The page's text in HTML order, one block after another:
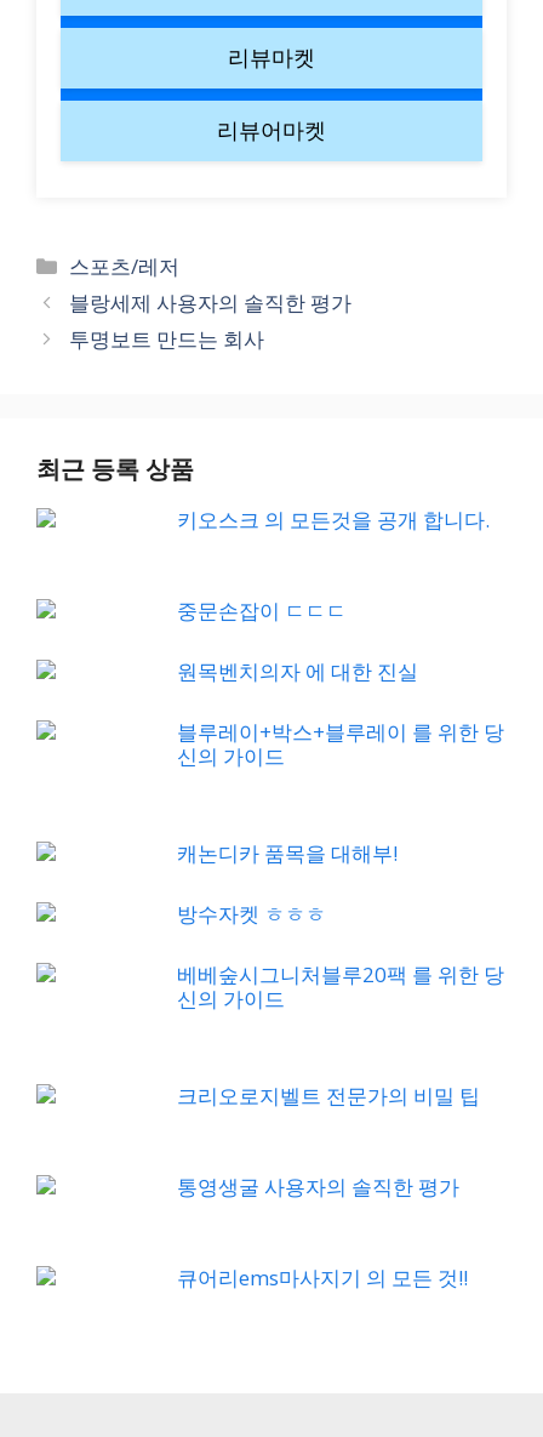
리뷰마켓
리뷰어마켓
Categories
스포츠/레저
블랑세제 사용자의 솔직한 평가
투명보트 만드는 회사
최근 등록 상품
키오스크 의 모든것을 공개 합니다.
중문손잡이 ㄷㄷㄷ
원목벤치의자 에 대한 진실
블루레이+박스+블루레이 를 위한 당
신의 가이드
캐논디카 품목을 대해부!
방수자켓 ㅎㅎㅎ
베베숲시그니처블루20팩 를 위한 당
신의 가이드
크리오로지벨트 전문가의 비밀 팁
통영생굴 사용자의 솔직한 평가
큐어리ems마사지기 의 모든 것!!